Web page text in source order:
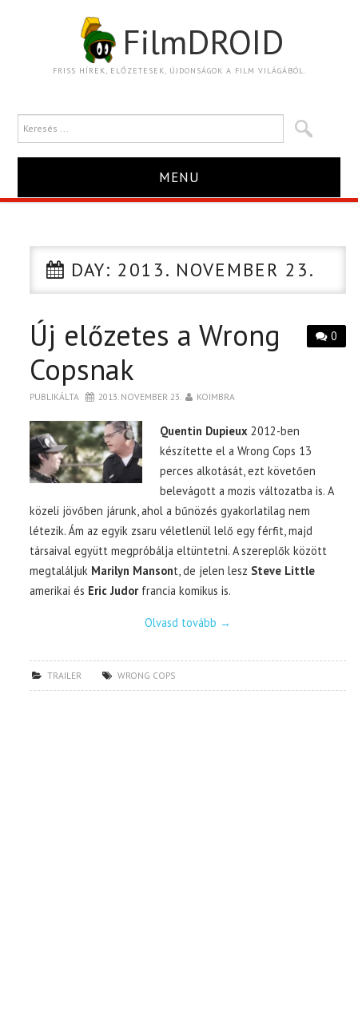
FilmDROID
FRISS HÍREK, ELŐZETESEK, ÚJDONSÁGOK A FILM VILÁGÁBÓL.
MENU
TRAILER
BOXOFFICE
TOP10
KULISSZA
CIKK
PÓLÓ RENDELÉS
DAY: 2013. NOVEMBER 23.
0
Új előzetes a Wrong
Copsnak
PUBLIKÁLTA 2013. NOVEMBER 23. KOIMBRA
Quentin Dupieux 2012-ben
készítette el a Wrong Cops 13
perces alkotását, ezt követően
belevágott a mozis változatba is. A
közeli jövőben járunk, ahol a bűnözés gyakorlatilag nem
létezik. Ám az egyik zsaru véletlenül lelő egy férfit, majd
társaival együtt megpróbálja eltüntetni. A szereplők között
megtaláljuk Marilyn Mansont, de jelen lesz Steve Little
amerikai és Eric Judorfrancia komikus is.
Olvasd tovább →
TRAILER WRONG COPS